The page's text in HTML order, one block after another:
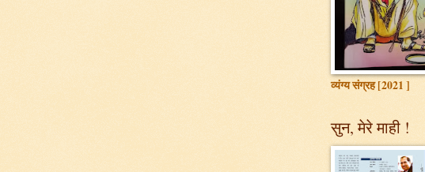
व्यंग्य संग्रह [2021 ]
सुन, मेरे माही !